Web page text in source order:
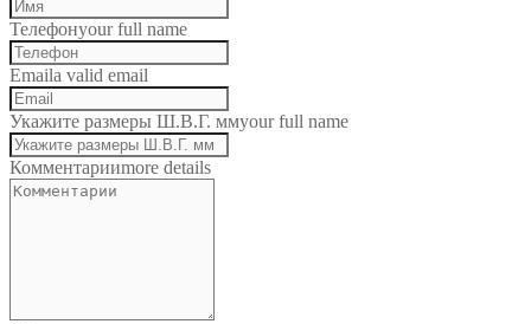
Телефонyour full name
Emaila valid email
Укажите размеры Ш.В.Г. ммyour full name
Комментарииmore details